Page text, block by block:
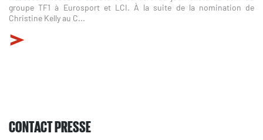
groupe TF1 à Eurosport et LCI. À la suite de la nomination de
Christine Kelly au C...
CONTACT PRESSE